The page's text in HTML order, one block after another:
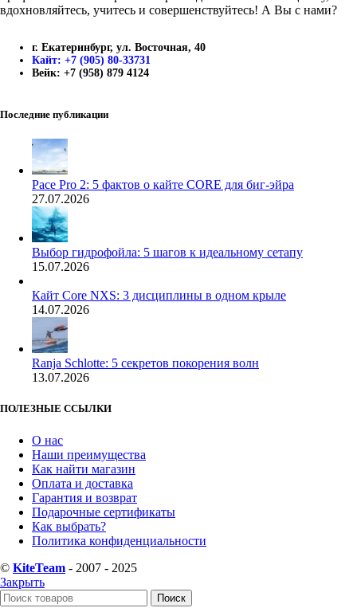
вдохновляйтесь, учитесь и совершенствуйтесь! А Вы с нами?
г. Екатеринбург, ул. Восточная, 40
Кайт: +7 (905) 80-33731
Вейк: +7 (958) 879 4124
Последние публикации
Pace Pro 2: 5 фактов о кайте CORE для биг-эйра
27.07.2026
Выбор гидрофойла: 5 шагов к идеальному сетапу
15.07.2026
Кайт Core NXS: 3 дисциплины в одном крыле
14.07.2026
Ranja Schlotte: 5 секретов покорения волн
13.07.2026
ПОЛЕЗНЫЕ ССЫЛКИ
О нас
Наши преимущества
Как найти магазин
Оплата и доставка
Гарантия и возврат
Подарочные сертификаты
Как выбрать?
Политика конфиденциальности
© KiteTeam - 2007 - 2025
Закрыть
Поиск